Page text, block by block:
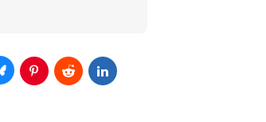
PinterestRedditLinkedIn